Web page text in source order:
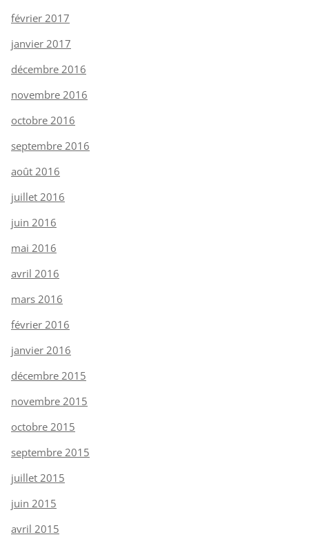
février 2017
janvier 2017
décembre 2016
novembre 2016
octobre 2016
septembre 2016
août 2016
juillet 2016
juin 2016
mai 2016
avril 2016
mars 2016
février 2016
janvier 2016
décembre 2015
novembre 2015
octobre 2015
septembre 2015
juillet 2015
juin 2015
avril 2015